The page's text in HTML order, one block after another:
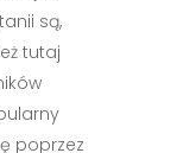
są,
tutaj
poprzez